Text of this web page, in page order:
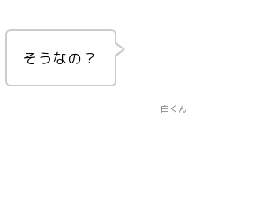
白くん
そうなの？